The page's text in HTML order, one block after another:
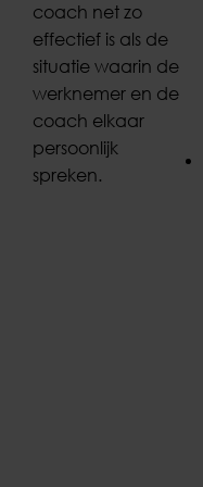
coach net zo
effectief is als de
situatie waarin de
werknemer en de
coach elkaar
persoonlijk
spreken.